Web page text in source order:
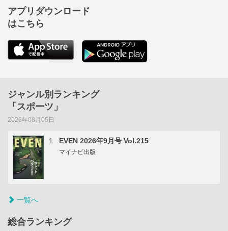
アプリダウンロード
はこちら
ジャンル別ランキング
「スポーツ」
2026年08月05日
1 EVEN 2026年9月号 Vol.215
マイナビ出版
一覧へ
総合ランキング